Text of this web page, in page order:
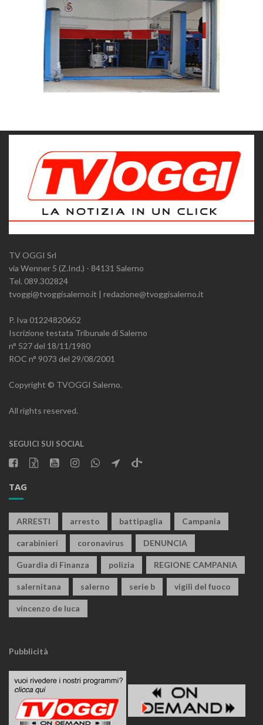
TV OGGI Srl
via Wenner 5 (Z.Ind.) - 84131 Salerno
Tel. 089.302824
tvoggi@tvoggisalerno.it | redazione@tvoggisalerno.it
P. Iva 01224820652
Iscrizione testata Tribunale di Salerno
n° 527 del 18/11/1980
ROC n° 9073 del 29/08/2001
Copyright © TVOGGI Salerno.
All rights reserved.
SEGUICI SUI SOCIAL
TAG
ARRESTI arresto battipaglia Campania
carabinieri coronavirus DENUNCIA
Guardia di Finanza polizia REGIONE CAMPANIA
salernitana salerno serie b vigili del fuoco
vincenzo de luca
Pubblicità